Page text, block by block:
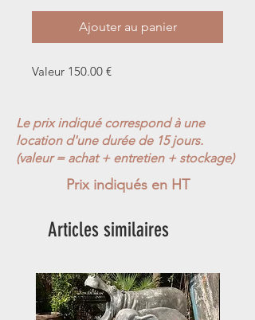
Ajouter au panier
Valeur 150.00 €
Le prix indiqué correspond à une
location d'une durée de 15 jours.
(valeur = achat + entretien + stockage)
Prix indiqués en HT
Articles similaires